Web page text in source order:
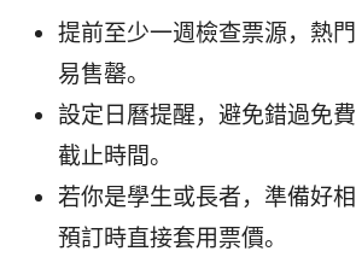
提前至少一週檢查票源，熱
易售罄。
設定日曆提醒，避免錯過免
截止時間。
若你是學生或長者，準備好
預訂時直接套用票價。